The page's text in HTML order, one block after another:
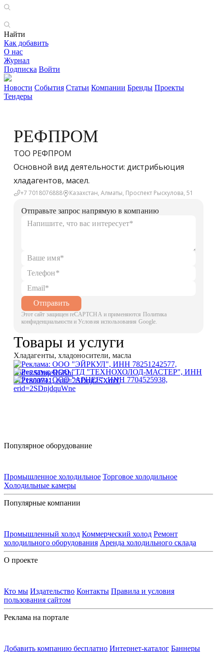
Найти
Как добавить
О нас
Журнал
Подписка Войти
Новости События Статьи Компании Бренды Проекты
Тендеры
РЕФПРОМ
ТОО РЕФПРОМ
Основной вид деятельности: дистрибьюция
хладагентов, масел.
+7 7018076888 Казахстан, Алматы, Проспект Рыскулова, 51
Отправьте запрос напрямую в компанию
Отправить
Этот сайт защищен reCAPTCHA и применяются Политика
конфиденциальности и Условия использования Google.
Товары и услуги
Хладагенты, хладоносители, масла
Популярное оборудование
Промышленное холодильное Торговое холодильное
Холодильные камеры
Популярные компании
Промышленный холод Коммерческий холод Ремонт
холодильного оборудования Аренда холодильного склада
О проекте
Кто мы Издательство Контакты Правила и условия
пользования сайтом
Реклама на портале
Добавить компанию бесплатно Интернет-каталог Баннеры